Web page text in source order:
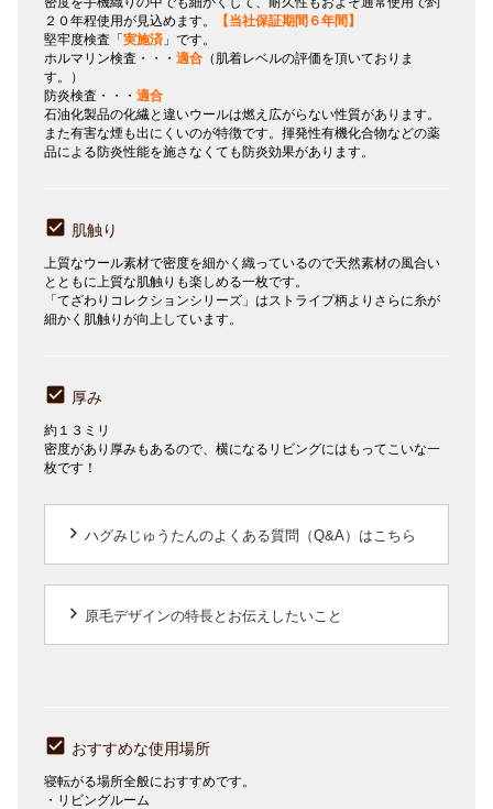
２０年程使用が見込めます。
【当社保証期間６年間】
堅牢度検査「実施済 」です。
ホルマリン検査・・・ 適合 （肌着レベルの評価を頂いておりま
す。）
防炎検査・・・ 適合
石油化製品の化繊と違いウールは燃え広がらない性質があります。
また有害な煙も出にくいのが特徴です。揮発性有機化合物などの薬
品による防炎性能を施さなくても防炎効果があります。
肌触り
上質なウール素材で密度を細かく織っているので天然素材の風合い
とともに上質な肌触りも楽しめる一枚です。
「てざわりコレクションシリーズ」はストライプ柄よりさらに糸が
細かく肌触りが向上しています。
厚み
約１３ミリ
密度があり厚みもあるので、横になるリビングにはもってこいな一
枚です！
keyboard_arrow_right ハグみじゅうたんのよくある質問（Q&A）はこちら
keyboard_arrow_right 原毛デザインの特長とお伝えしたいこと
おすすめな使用場所
寝転がる場所全般におすすめです。
・リビングルーム